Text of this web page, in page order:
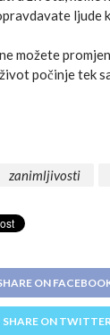
ljude
možete
počinje tek
zanimljivosti
ON
SHARE ON TWITTER